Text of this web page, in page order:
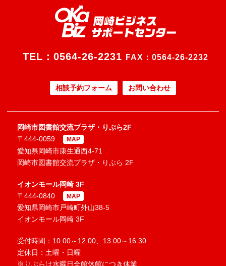
TEL： 0564-26-2231 FAX：0564-26-2232
相談予約フォーム お問い合わせ
岡崎市図書館交流プラザ・りぶら2F
〒444-0059
MAP
愛知県岡崎市康生通西4-71
岡崎市図書館交流プラザ・りぶら 2F
イオンモール岡崎 3F
〒444-0840
MAP
愛知県岡崎市戸崎町外山38-5
イオンモール岡崎 3F
受付時間：10:00～12:00、13:00～16:30
定休日：土曜・日曜
※りぶらは水曜日全館休館につき休業